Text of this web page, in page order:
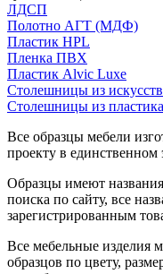
ЛДСП
Полотно АГТ (МДФ)
Пластик HPL
Пленка ПВХ
Пластик Alvic Luxe
Столешницы из
Столешницы из пластика
Все образцы мебели
проекту в единственном
Образцы имеют
поиска по сайту, все
зарегистрированным
Все мебельные изделия
образцов по цвету,